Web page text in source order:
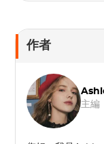
作者
主編